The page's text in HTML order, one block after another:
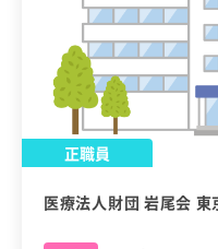
正職員
医療法人財団 岩尾会